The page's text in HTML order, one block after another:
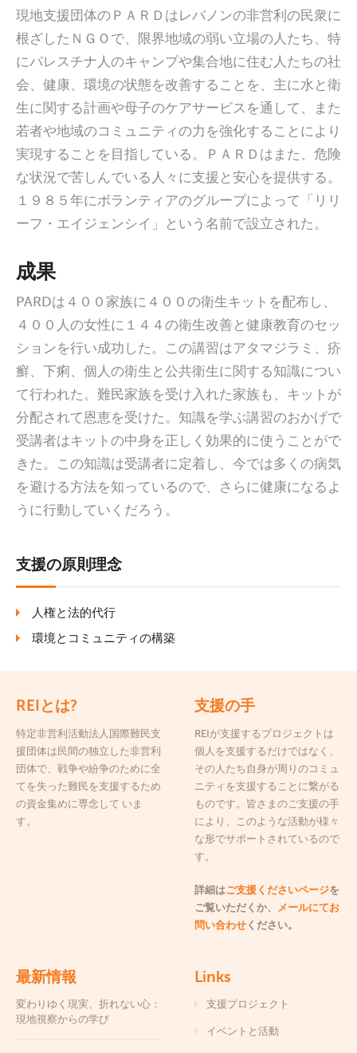
現地支援団体のＰＡＲＤはレバノンの非営利の民衆に
根ざしたＮＧＯで、限界地域の弱い立場の人たち、特
にパレスチナ人のキャンプや集合地に住む人たちの社
会、健康、環境の状態を改善することを、主に水と衛
生に関する計画や母子のケアサービスを通して、また
若者や地域のコミュニティの力を強化することにより
実現することを目指している。ＰＡＲＤはまた、危険
な状況で苦しんでいる人々に支援と安心を提供する。
１９８５年にボランティアのグループによって「リリ
ーフ・エイジェンシイ」という名前で設立された。
成果
PARDは４００家族に４００の衛生キットを配布し、
４００人の女性に１４４の衛生改善と健康教育のセッ
ションを行い成功した。この講習はアタマジラミ、疥
癬、下痢、個人の衛生と公共衛生に関する知識につい
て行われた。難民家族を受け入れた家族も、キットが
分配されて恩恵を受けた。知識を学ぶ講習のおかげで
受講者はキットの中身を正しく効果的に使うことがで
きた。この知識は受講者に定着し、今では多くの病気
を避ける方法を知っているので、さらに健康になるよ
うに行動していくだろう。
支援の原則理念
人権と法的代行
環境とコミュニティの構築
REIとは?
特定非営利活動法人国際難民支
援団体は民間の独立した非営利
団体で、戦争や紛争のために全
てを失った難民を支援するため
の資金集めに専念して いま
す。
支援の手
REIが支援するプロジェクトは
個人を支援するだけではなく、
その人たち自身が周りのコミュ
ニティを支援することに繋がる
ものです。皆さまのご支援の手
により、このような活動が様々
な形でサポートされているので
す。
詳細はご支援くださいページを
ご覧いただくか、
メールにてお
問い合わせ ください。
最新情報
変わりゆく現実、折れない心：
現地視察からの学び
Links
支援プロジェクト
イベントと活動